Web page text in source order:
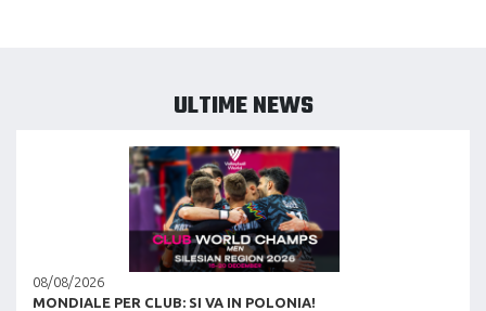
ULTIME NEWS
08/08/2026
MONDIALE PER CLUB: SI VA IN POLONIA!